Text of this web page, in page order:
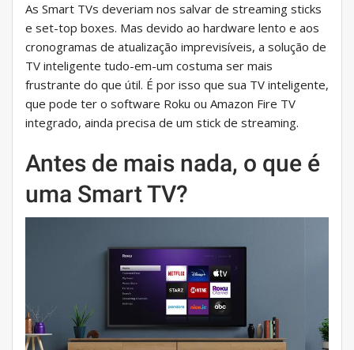
As Smart TVs deveriam nos salvar de streaming sticks
e set-top boxes. Mas devido ao hardware lento e aos
cronogramas de atualização imprevisíveis, a solução de
TV inteligente tudo-em-um costuma ser mais
frustrante do que útil. É por isso que sua TV inteligente,
que pode ter o software Roku ou Amazon Fire TV
integrado, ainda precisa de um stick de streaming.
Antes de mais nada, o que é
uma Smart TV?